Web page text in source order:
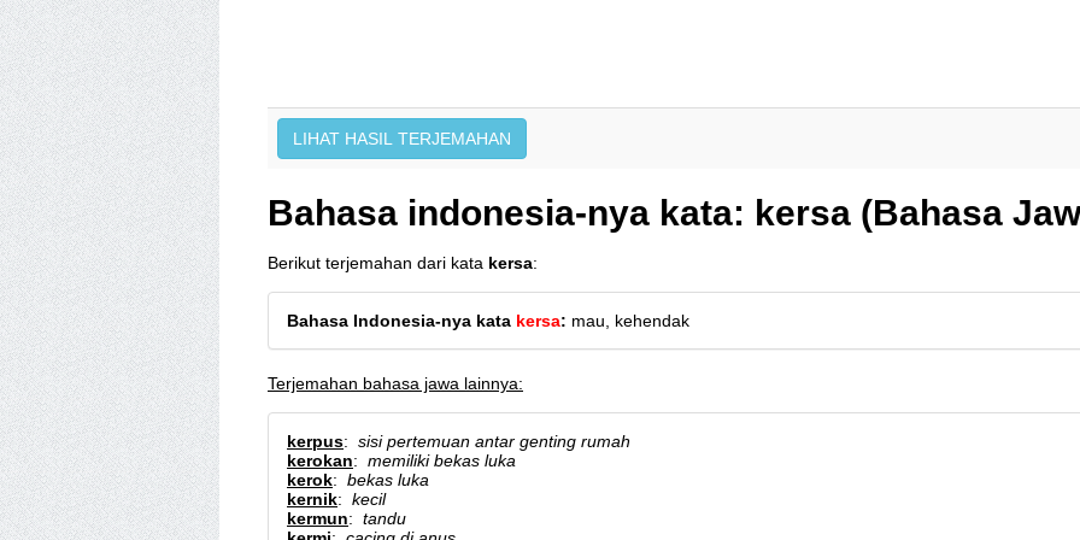
Bahasa indonesia-nya kata: kersa (Bahasa
Berikut terjemahan dari kata kersa:
Bahasa Indonesia-nya kata kersa: mau, kehendak
Terjemahan bahasa jawa lainnya:
kerpus: sisi pertemuan antar genting rumah
kerokan: memiliki bekas luka
kerok: bekas luka
kernik: kecil
kermun: tandu